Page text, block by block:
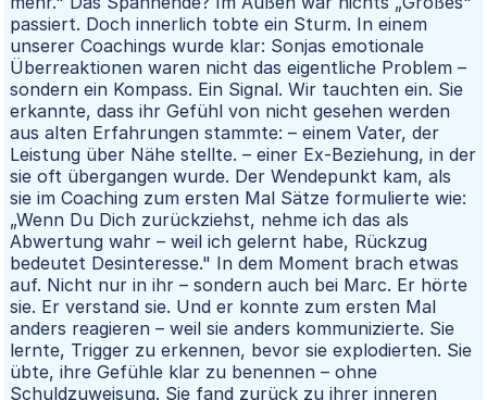
passiert. Doch innerlich tobte ein Sturm. In einem
unserer Coachings wurde klar: Sonjas emotionale
Überreaktionen waren nicht das eigentliche Problem –
sondern ein Kompass. Ein Signal. Wir tauchten ein. Sie
erkannte, dass ihr Gefühl von nicht gesehen werden
aus alten Erfahrungen stammte: – einem Vater, der
Leistung über Nähe stellte. – einer Ex-Beziehung, in der
sie oft übergangen wurde. Der Wendepunkt kam, als
sie im Coaching zum ersten Mal Sätze formulierte wie:
„Wenn Du Dich zurückziehst, nehme ich das als
Abwertung wahr – weil ich gelernt habe, Rückzug
bedeutet Desinteresse." In dem Moment brach etwas
auf. Nicht nur in ihr – sondern auch bei Marc. Er hörte
sie. Er verstand sie. Und er konnte zum ersten Mal
anders reagieren – weil sie anders kommunizierte. Sie
lernte, Trigger zu erkennen, bevor sie explodierten. Sie
übte, ihre Gefühle klar zu benennen – ohne
Schuldzuweisung. Sie fand zurück zu ihrer inneren